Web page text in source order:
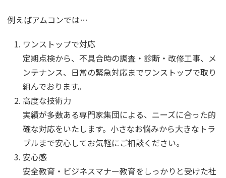
例えばアムコンでは…
ワンストップで対応
定期点検から、不具合時の調査・診断・改修工事、メ
ンテナンス、日常の緊急対応までワンストップで取り
組んでおります。
高度な技術力
実績が多数ある専門家集団による、ニーズに合った的
確な対応をいたします。小さなお悩みから大きなトラ
ブルまで安心してお気軽にご相談ください。
安心感
安全教育・ビジネスマナー教育をしっかりと受けた社